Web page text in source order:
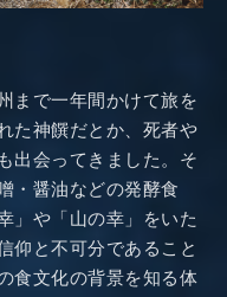
まで一年間かけて旅を
た神饌だとか、死者や
出会ってきました。そ
・醤油などの発酵食
」や「山の幸」をいた
仰と不可分であること
食文化の背景を知る体